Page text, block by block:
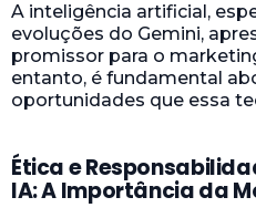
A inteligência artificial,
evoluções do Gemini,
promissor para o
entanto, é fundamental
oportunidades que essa
Ética e
IA: A Importância da